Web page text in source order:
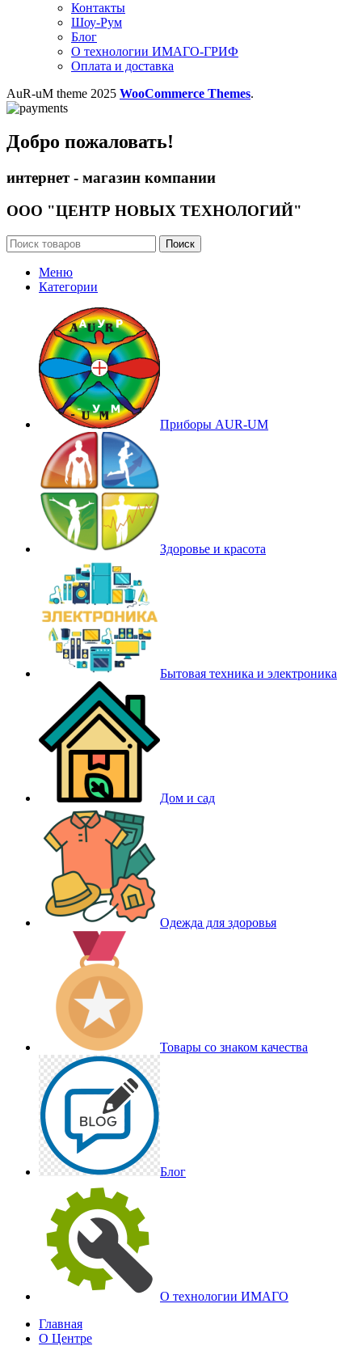
Контакты
Шоу-Рум
Блог
О технологии ИМАГО-ГРИФ
Оплата и доставка
AuR-uM theme 2025 WooCommerce Themes.
Добро пожаловать!
интернет - магазин компании
ООО "ЦЕНТР НОВЫХ ТЕХНОЛОГИЙ"
Поиск
Меню
Категории
Приборы AUR-UM
Здоровье и красота
Бытовая техника и электроника
Дом и сад
Одежда для здоровья
Товары со знаком качества
Блог
О технологии ИМАГО
Главная
О Центре